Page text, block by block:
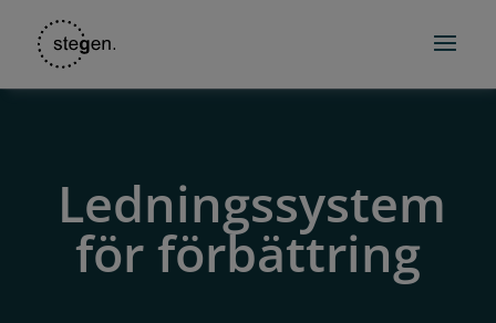
Ledningssystem
för förbättring